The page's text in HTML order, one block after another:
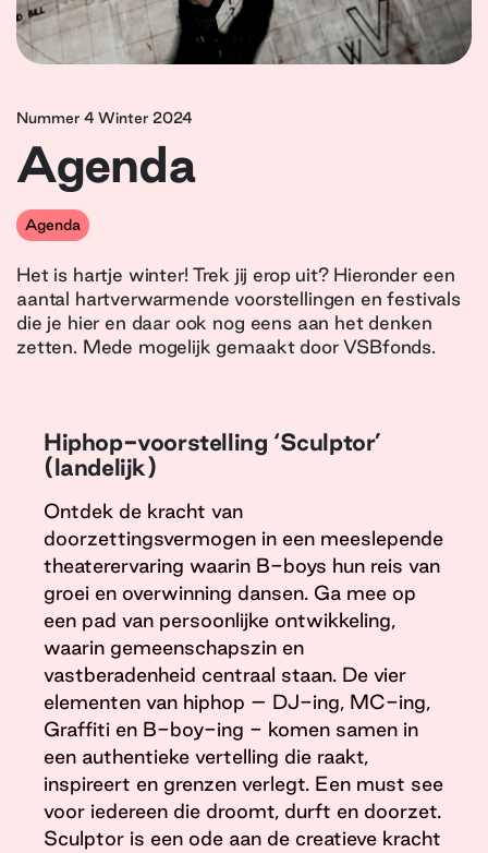
Nummer 4 Winter 2024
Agenda
Agenda
Het is hartje winter! Trek jij erop uit? Hieronder een
aantal hartverwarmende voorstellingen en festivals
die je hier en daar ook nog eens aan het denken
zetten. Mede mogelijk gemaakt door VSBfonds.
Hiphop-voorstelling ‘Sculptor’
(landelijk)
Ontdek de kracht van
doorzettingsvermogen in een meeslepende
theaterervaring waarin B-boys hun reis van
groei en overwinning dansen. Ga mee op
een pad van persoonlijke ontwikkeling,
waarin gemeenschapszin en
vastberadenheid centraal staan. De vier
elementen van hiphop – DJ-ing, MC-ing,
Graffiti en B-boy-ing - komen samen in
een authentieke vertelling die raakt,
inspireert en grenzen verlegt. Een must see
voor iedereen die droomt, durft en doorzet.
Sculptor is een ode aan de creatieve kracht